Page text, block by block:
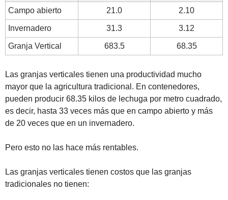
Campo abierto 21.0 2.10
Invernadero 31.3 3.12
Granja Vertical 683.5 68.35
Las granjas verticales tienen una productividad mucho
mayor que la agricultura tradicional. En contenedores,
pueden producir 68.35 kilos de lechuga por metro cuadrado,
es decir, hasta 33 veces más que en campo abierto y más
de 20 veces que en un invernadero.
Pero esto no las hace más rentables.
Las granjas verticales tienen costos que las granjas
tradicionales no tienen: